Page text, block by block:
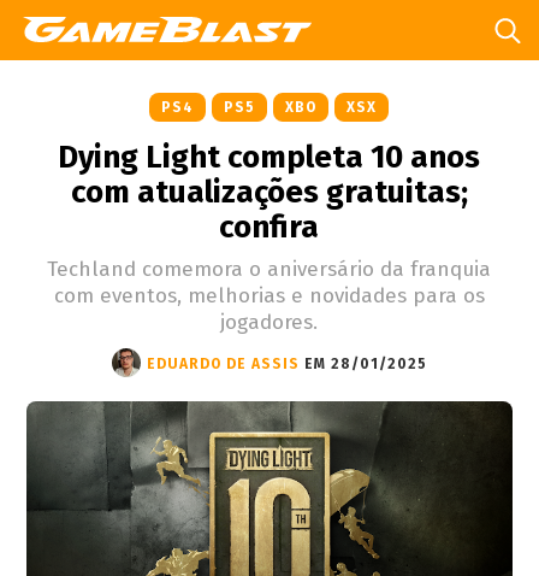
PS4 PS5 XBO XSX
Dying Light completa 10 anos
com atualizações gratuitas;
confira
Techland comemora o aniversário da franquia
com eventos, melhorias e novidades para os
jogadores.
EDUARDO DE ASSIS EM 28/01/2025